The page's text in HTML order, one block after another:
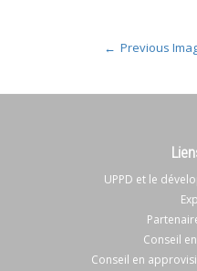
Previous
UPPD et le
Conseil
Conseil en